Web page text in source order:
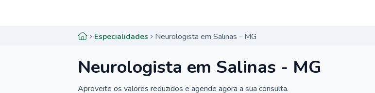
Especialidades Neurologista em Salinas - MG
Neurologista em Salinas - MG
Aproveite os valores reduzidos e agende agora a sua consulta.